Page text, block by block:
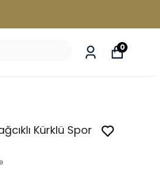
0
Kürklü Spor